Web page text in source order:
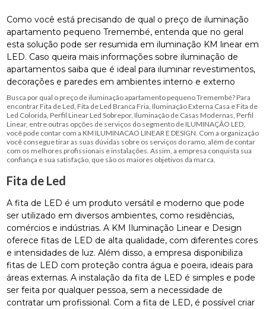
Como você está precisando de qual o preço de iluminação
apartamento pequeno Tremembé, entenda que no geral
esta solução pode ser resumida em iluminação KM linear em
LED. Caso queira mais informações sobre iluminação de
apartamentos saiba que é ideal para iluminar revestimentos,
decorações e paredes em ambientes interno e externo
Busca por qual o preço de iluminação apartamento pequeno Tremembé? Para
encontrar Fita de Led, Fita de Led Branca Fria, Iluminação Externa Casa e Fita de
Led Colorida, Perfil Linear Led Sobrepor, Iluminação de Casas Modernas, Perfil
Linear, entre outras opções de serviços do segmento de ILUMINAÇÃO LED,
você pode contar com a KM ILUMINACAO LINEAR E DESIGN. Com a organização
você consegue tirar as suas dúvidas sobre os serviços do ramo, além de contar
com os melhores profissionais e instalações. Assim, a empresa conquista sua
confiança e sua satisfação, que são os maiores objetivos da marca.
Fita de Led
A fita de LED é um produto versátil e moderno que pode
ser utilizado em diversos ambientes, como residências,
comércios e indústrias. A KM Iluminação Linear e Design
oferece fitas de LED de alta qualidade, com diferentes cores
e intensidades de luz. Além disso, a empresa disponibiliza
fitas de LED com proteção contra água e poeira, ideais para
áreas externas. A instalação da fita de LED é simples e pode
ser feita por qualquer pessoa, sem a necessidade de
contratar um profissional. Com a fita de LED, é possível criar